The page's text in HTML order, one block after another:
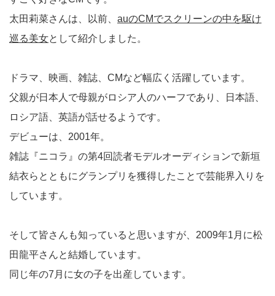
太田莉菜さんは、以前、 auのCMでスクリーンの中を駆け
巡る美女として紹介しました。
ドラマ、映画、雑誌、CMなど幅広く活躍しています。
父親が日本人で母親がロシア人のハーフであり、日本語、
ロシア語、英語が話せるようです。
デビューは、2001年。
雑誌『ニコラ』の第4回読者モデルオーディションで新垣
結衣らとともにグランプリを獲得したことで芸能界入りを
しています。
そして皆さんも知っていると思いますが、2009年1月に松
田龍平さんと結婚しています。
同じ年の7月に女の子を出産しています。